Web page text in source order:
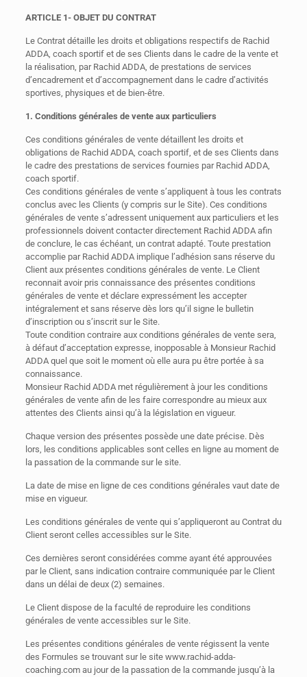
ARTICLE 1- OBJET DU CONTRAT
Le Contrat détaille les droits et obligations respectifs de Rachid
ADDA, coach sportif et de ses Clients dans le cadre de la vente et
la réalisation, par Rachid ADDA, de prestations de services
d’encadrement et d’accompagnement dans le cadre d’activités
sportives, physiques et de bien-être.
1. Conditions générales de vente aux particuliers
Ces conditions générales de vente détaillent les droits et
obligations de Rachid ADDA, coach sportif, et de ses Clients dans
le cadre des prestations de services fournies par Rachid ADDA,
coach sportif.
Ces conditions générales de vente s’appliquent à tous les contrats
conclus avec les Clients (y compris sur le Site). Ces conditions
générales de vente s’adressent uniquement aux particuliers et les
professionnels doivent contacter directement Rachid ADDA afin
de conclure, le cas échéant, un contrat adapté. Toute prestation
accomplie par Rachid ADDA implique l’adhésion sans réserve du
Client aux présentes conditions générales de vente. Le Client
reconnait avoir pris connaissance des présentes conditions
générales de vente et déclare expressément les accepter
intégralement et sans réserve dès lors qu’il signe le bulletin
d’inscription ou s’inscrit sur le Site.
Toute condition contraire aux conditions générales de vente sera,
à défaut d’acceptation expresse, inopposable à Monsieur Rachid
ADDA quel que soit le moment où elle aura pu être portée à sa
connaissance.
Monsieur Rachid ADDA met régulièrement à jour les conditions
générales de vente afin de les faire correspondre au mieux aux
attentes des Clients ainsi qu’à la législation en vigueur.
Chaque version des présentes possède une date précise. Dès
lors, les conditions applicables sont celles en ligne au moment de
la passation de la commande sur le site.
La date de mise en ligne de ces conditions générales vaut date de
mise en vigueur.
Les conditions générales de vente qui s’appliqueront au Contrat du
Client seront celles accessibles sur le Site.
Ces dernières seront considérées comme ayant été approuvées
par le Client, sans indication contraire communiquée par le Client
dans un délai de deux (2) semaines.
Le Client dispose de la faculté de reproduire les conditions
générales de vente accessibles sur le Site.
Les présentes conditions générales de vente régissent la vente
des Formules se trouvant sur le site www.rachid-adda-
coaching.com au jour de la passation de la commande jusqu’à la